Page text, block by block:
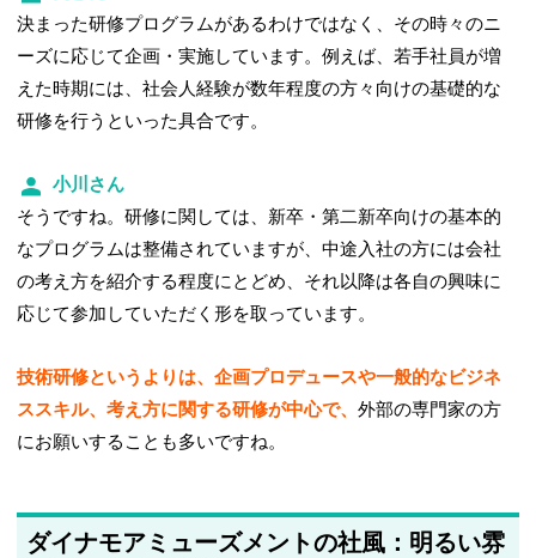
決まった研修プログラムがあるわけではなく、その時々のニ
ーズに応じて企画・実施しています。例えば、若手社員が増
えた時期には、社会人経験が数年程度の方々向けの基礎的な
研修を行うといった具合です。
小川さん
そうですね。研修に関しては、新卒・第二新卒向けの基本的
なプログラムは整備されていますが、中途入社の方には会社
の考え方を紹介する程度にとどめ、それ以降は各自の興味に
応じて参加していただく形を取っています。
技術研修というよりは、企画プロデュースや一般的なビジネ
ススキル、考え方に関する研修が中心で、外部の専門家の方
にお願いすることも多いですね。
ダイナモアミューズメントの社風：明るい雰